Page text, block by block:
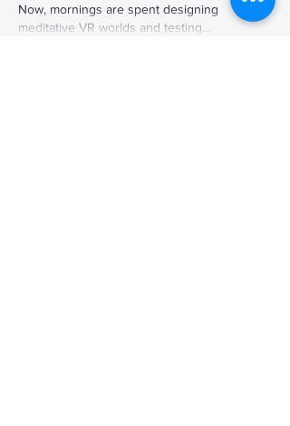
Now, mornings are spent designing
meditative VR worlds and testing…